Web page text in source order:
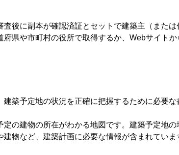
後に副本が確認済証とセットで建築主（または
県や市町村の役所で取得するか、Webサイト
築予定地の状況を正確に把握するために必要な
の建物の所在がわかる地図です。建築予定地
物など、建築計画に必要な情報が含まれていま